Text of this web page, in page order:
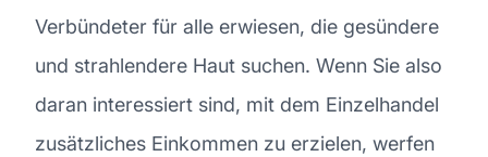
Verbündeter für alle erwiesen, die gesündere
und strahlendere Haut suchen. Wenn Sie also
daran interessiert sind, mit dem Einzelhandel
zusätzliches Einkommen zu erzielen, werfen